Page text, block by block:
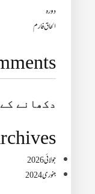
دورہ
الحاق فارم
دکھانے
جولائی 2026
جنوری 2024